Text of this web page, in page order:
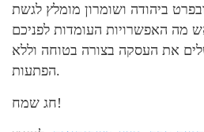
ביהודה ושומרון מומלץ לגשת
מה האפשרויות העומדות לפניכם
את העסקה בצורה בטוחה וללא
הפתעות.
חג שמח!